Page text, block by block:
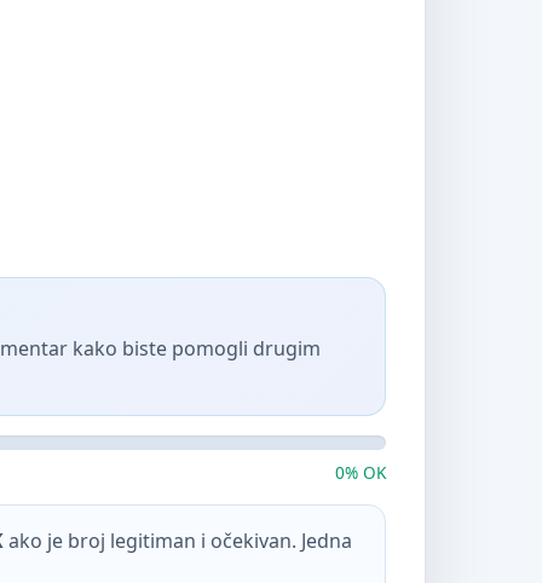
kako biste pomogli drugim
0% OK
ako je broj legitiman i očekivan. Jedna